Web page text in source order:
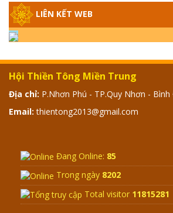
TẦNG BÌNH LƯU LỚN
KHÔNG? XÁ LỢI PHẬT
GIẢI ĐÁP THIỀN TÔNG
THÁNH ĐÂM THẦN VẶN
GIẢI ĐÁP ĐẶC BIỆT
LIÊN KẾT WEB
Hội Thiền Tông Miền Trung
Địa chỉ: P.Nhơn Phú - TP.Quy Nhơn -
Email: thientong2013@gmail.com
Đang Online: 85
Trong ngày 8202
Total visitor 11815281